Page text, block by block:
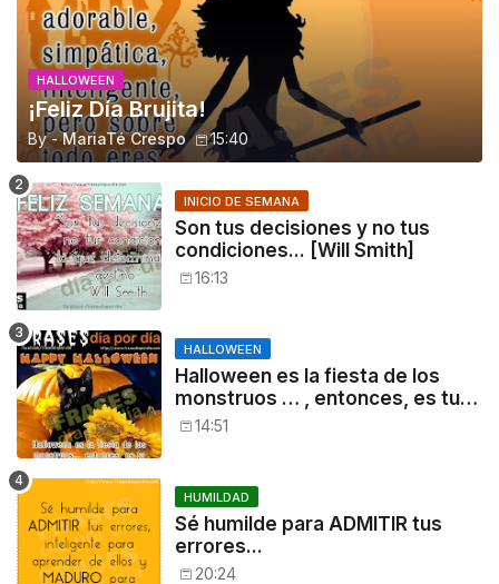
HALLOWEEN
¡Feliz Día Brujita!
By - MariaTé Crespo 15:40
INICIO DE SEMANA
Son tus decisiones y no tus
condiciones... [Will Smith]
16:13
HALLOWEEN
Halloween es la fiesta de los
monstruos … , entonces, es tu
noche: a disfrutar!
14:51
HUMILDAD
Sé humilde para ADMITIR tus
errores...
20:24